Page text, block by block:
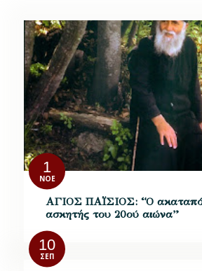
1
ΝΟΈ
ΑΓΙΟΣ ΠΑΪΣΙΟΣ: “Ο
ασκητής του 20ού αιώνα”
10
ΣΕΠ